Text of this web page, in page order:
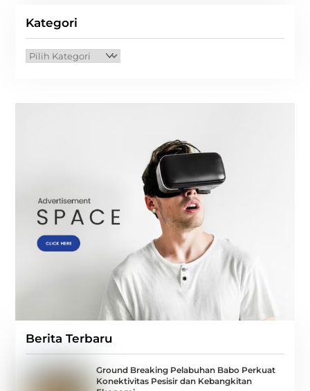
Kategori
Kategori
Berita Terbaru
Ground Breaking Pelabuhan Babo Perkuat
Konektivitas Pesisir dan Kebangkitan